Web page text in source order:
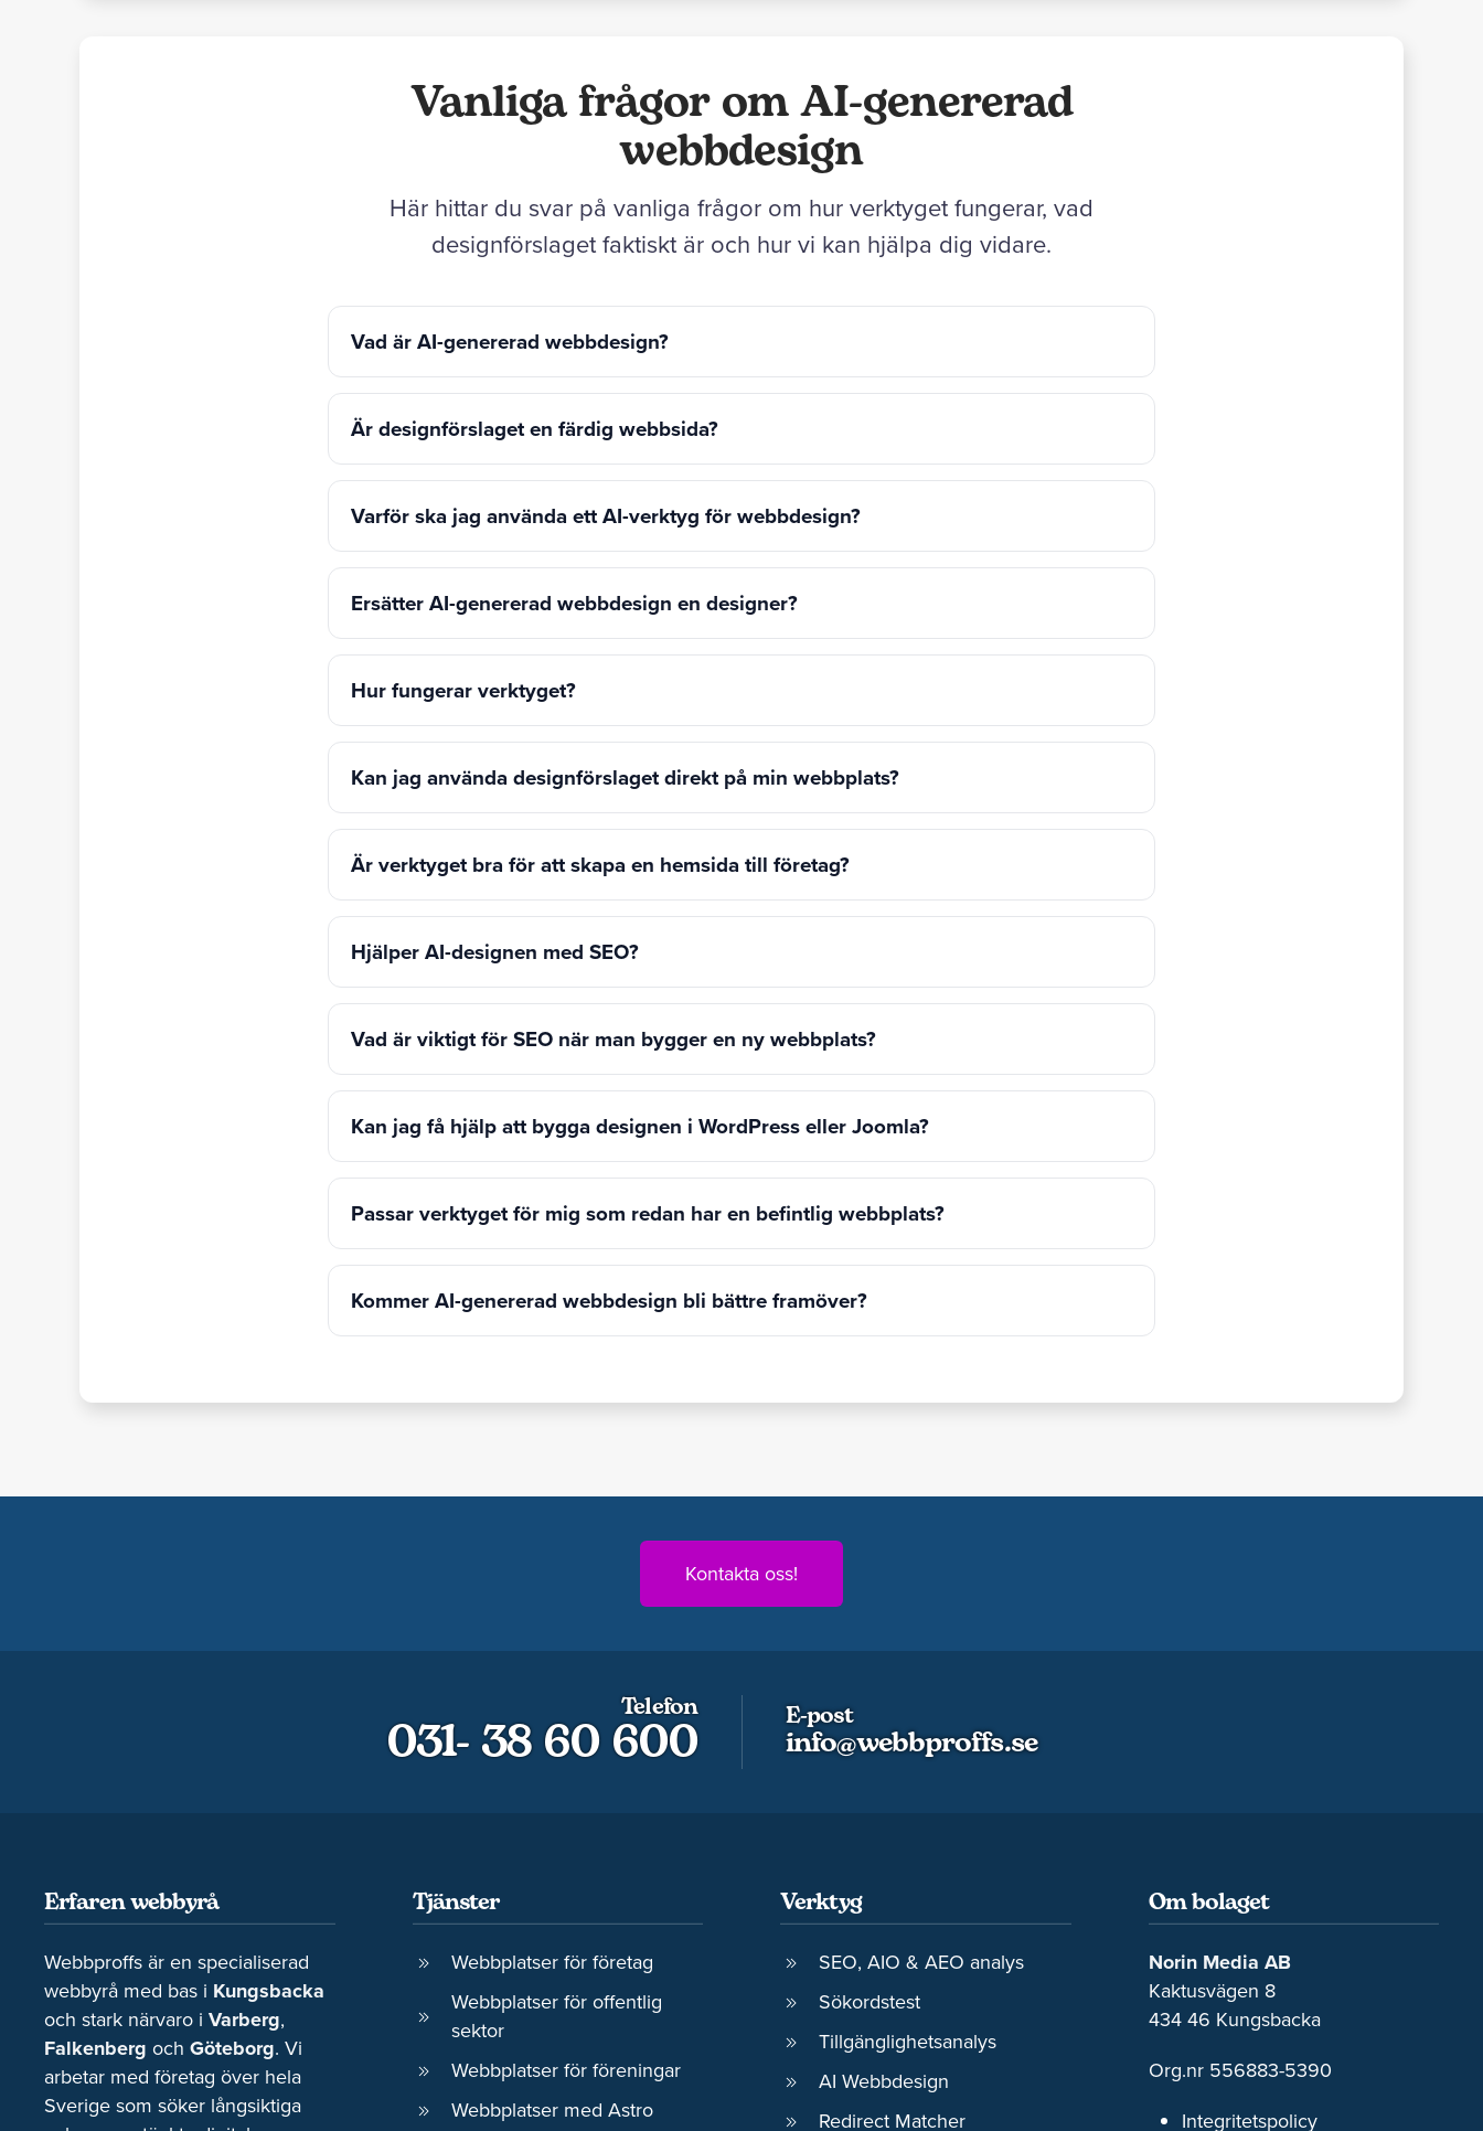
Vanliga frågor om AI-genererad
webbdesign
Här hittar du svar på vanliga frågor om hur verktyget fungerar, vad
designförslaget faktiskt är och hur vi kan hjälpa dig vidare.
Vad är AI-genererad webbdesign?
Är designförslaget en färdig webbsida?
Varför ska jag använda ett AI-verktyg för webbdesign?
Ersätter AI-genererad webbdesign en designer?
Hur fungerar verktyget?
Kan jag använda designförslaget direkt på min webbplats?
Är verktyget bra för att skapa en hemsida till företag?
Hjälper AI-designen med SEO?
Vad är viktigt för SEO när man bygger en ny webbplats?
Kan jag få hjälp att bygga designen i WordPress eller Joomla?
Passar verktyget för mig som redan har en befintlig webbplats?
Kommer AI-genererad webbdesign bli bättre framöver?
Kontakta oss!
Telefon
031- 38 60 600 E-post
info@webbproffs.se
Erfaren webbyrå
Webbproffs är en specialiserad
webbyrå med bas i Kungsbacka
och stark närvaro i Varberg,
Falkenberg och Göteborg. Vi
arbetar med företag över hela
Sverige som söker långsiktiga
Tjänster
Webbplatser för företag
Webbplatser för offentlig
sektor
Webbplatser för föreningar
Webbplatser med Astro
Verktyg
SEO, AIO & AEO analys
Sökordstest
Tillgänglighetsanalys
AI Webbdesign
Redirect Matcher
Om bolaget
Norin Media AB
Kaktusvägen 8
434 46 Kungsbacka
Org.nr 556883-5390
Integritetspolicy